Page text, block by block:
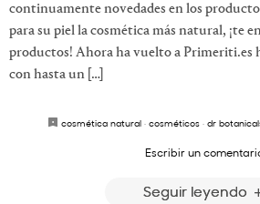
continuamente novedades en los
para su piel la cosmética más natural, ¡te
productos! Ahora ha vuelto a Primeriti.es
con hasta un […]
cosmética natural· cosméticos· dr
Escribir un
Seguir leyendo